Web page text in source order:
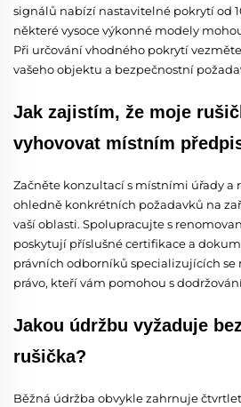
signálů nabízí nastavitelné pokrytí od
některé vysoce výkonné modely
Při určování vhodného pokrytí
vašeho objektu a bezpečnostní
Jak zajistím, že moje
vyhovovat místním
Začněte konzultací s místními úřady a
ohledně konkrétních požadavků na
vaší oblasti. Spolupracujte s
poskytují příslušné certifikace a
právních odborníků specializujících
právo, kteří vám pomohou s
Jakou údržbu vyžaduje
rušička?
Běžná údržba obvykle zahrnuje